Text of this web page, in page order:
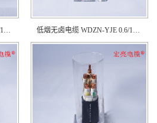
低烟无卤电缆 WDZN-YJE 0.6/1KV 4×10 低烟无卤电缆 WDZN-YJE 0.6/1KV 4×95+1×50